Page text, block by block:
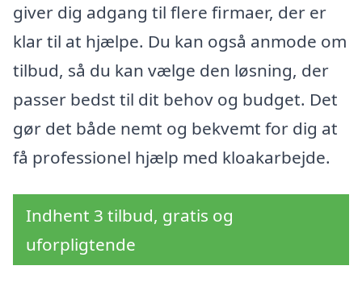
giver dig adgang til flere firmaer, der er
klar til at hjælpe. Du kan også anmode om
tilbud, så du kan vælge den løsning, der
passer bedst til dit behov og budget. Det
gør det både nemt og bekvemt for dig at
få professionel hjælp med kloakarbejde.
Indhent 3 tilbud, gratis og
uforpligtende